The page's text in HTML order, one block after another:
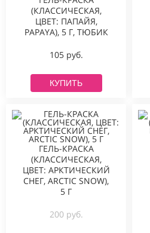
(КЛАССИЧЕСКАЯ,
ЦВЕТ: ПАПАЙЯ,
PAPAYA), 5 Г, ТЮБИК
105 руб.
КУПИТЬ
ГЕЛЬ-КРАСКА
(КЛАССИЧЕСКАЯ,
ЦВЕТ: АРКТИЧЕСКИЙ
СНЕГ, ARCTIC SNOW),
5 Г
200 руб.